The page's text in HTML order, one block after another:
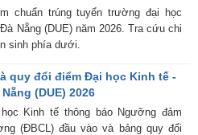
chuẩn trúng tuyển trường đại học
Nẵng (DUE) năm 2026. Tra cứu chi
sinh phía dưới.
quy đổi điểm Đại học Kinh tế -
(DUE) 2026
Kinh tế thông báo Ngưỡng đảm
(ĐBCL) đầu vào và bảng quy đổi